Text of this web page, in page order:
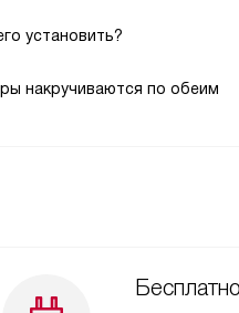
установить?
накручиваются по обеим